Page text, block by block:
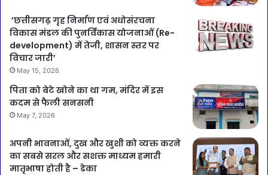
’छत्तीसगढ़ गृह निर्माण एवं अधोसंरचना
विकास मंडल की पुनर्विकास योजनाओं (Re-
development) में तेजी, शासन स्तर पर
विचार जारी’
May 15, 2026
पिता को बेटे खोने का था गम, मंदिर में इस
कदम से फैली सनसनी
May 7, 2026
अपनी भावनाओं, दुख और खुशी को व्यक्त करने
का सबसे सरल और सशक्त माध्यम हमारी
मातृभाषा होती है – डेका